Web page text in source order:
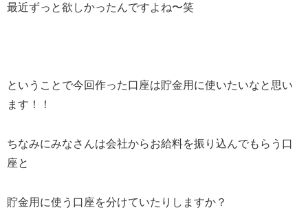
最近ずっと欲しかったんですよね〜笑
ということで今回作った口座は貯金用に使いたいなと思い
ます！！
ちなみにみなさんは会社からお給料を振り込んでもらう口
座と
貯金用に使う口座を分けていたりしますか？